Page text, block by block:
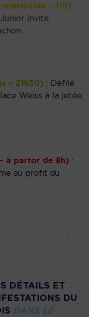
– 11h):
invite
– 21h30) : Défilé
Weiss à la jetée,
à partor de 8h) :
au profit du
DÉTAILS ET
DU
DANS LE